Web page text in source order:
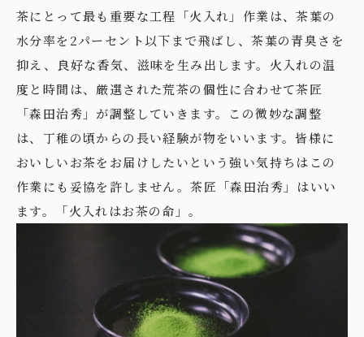
茶にとって最も重要な工程「火入れ」作業は、茶葉の
水分率を2パーセント以下まで飛ばし、茶葉の青臭さを
抑え、良好な香気、滋味を生み出します。火入れの温
度と時間は、厳選された荒茶の個性に合わせて茶匠
「森田治秀」が調整していきます。この微妙な調整
は、丁稚の頃からの長い経験が物をいいます。皆様に
おいしいお茶をお届けしたいという強い気持ちはこの
作業にも妥協を許しません。茶匠「森田治秀」はいい
ます。「火入れはお茶の命」。